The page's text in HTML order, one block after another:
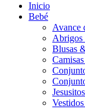
Inicio
Bebé
Avance
Abrigos
Blusas